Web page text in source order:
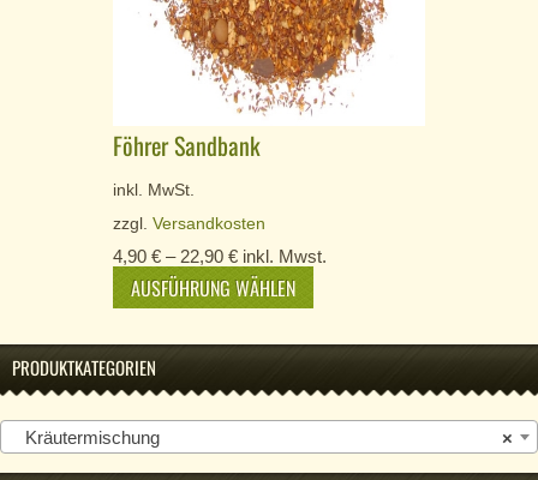
Föhrer Sandbank
inkl. MwSt.
zzgl. Versandkosten
4,90 € – 22,90 € inkl. Mwst.
AUSFÜHRUNG WÄHLEN
PRODUKTKATEGORIEN
×
Kräutermischung